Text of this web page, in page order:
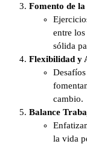
Fomento de
entre
sólida
Flexibilidad y
cambio.
Balance
la vida